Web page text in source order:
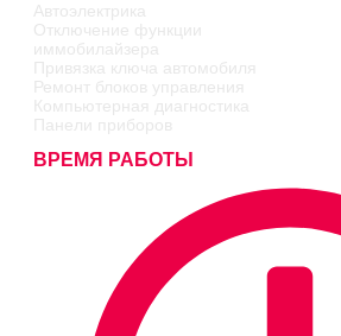
Автоэлектрика
Отключение функции
иммобилайзера
Привязка ключа автомобиля
Ремонт блоков управления
Компьютерная диагностика
Панели приборов
ВРЕМЯ РАБОТЫ